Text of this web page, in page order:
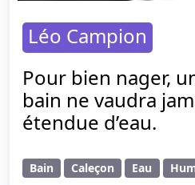
Léo Campion
Pour bien nager,
bain ne vaudra
étendue d’eau.
Bain Caleçon Eau